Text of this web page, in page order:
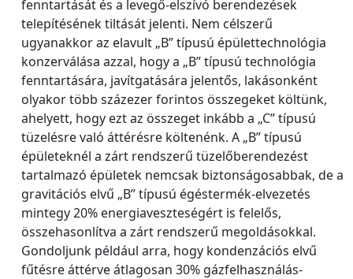
fenntartását és a levegő-elszívó berendezések
telepítésének tiltását jelenti. Nem célszerű
ugyanakkor az elavult „B” típusú épülettechnológia
konzerválása azzal, hogy a „B” típusú technológia
fenntartására, javítgatására jelentős, lakásonként
olyakor több százezer forintos összegeket költünk,
ahelyett, hogy ezt az összeget inkább a „C” típusú
tüzelésre való áttérésre költenénk. A „B” típusú
épületeknél a zárt rendszerű tüzelőberendezést
tartalmazó épületek nemcsak biztonságosabbak, de a
gravitációs elvű „B” típusú égéstermék-elvezetés
mintegy 20% energiaveszteségért is felelős,
összehasonlítva a zárt rendszerű megoldásokkal.
Gondoljunk például arra, hogy kondenzációs elvű
fűtésre áttérve átlagosan 30% gázfelhasználás-